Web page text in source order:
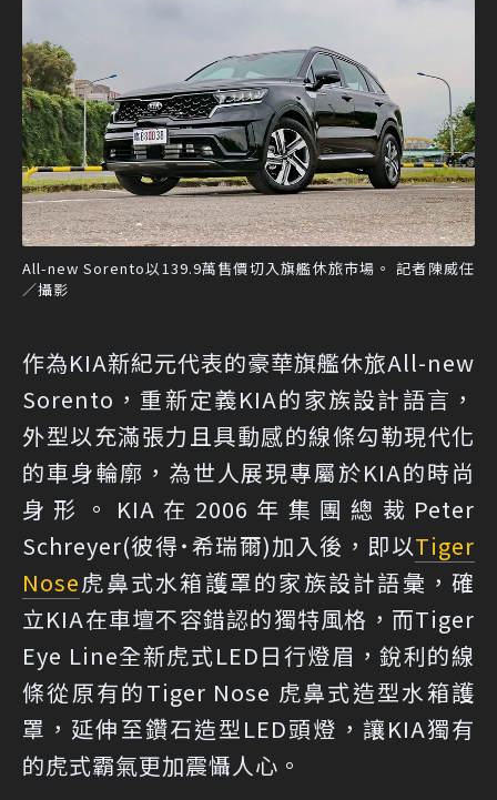
All-new Sorento以139.9萬售價切入旗艦休旅市場。 記者陳威任
／攝影
作為KIA新紀元代表的豪華旗艦休旅All-new
Sorento，重新定義KIA的家族設計語言，
外型以充滿張力且具動感的線條勾勒現代化
的車身輪廓，為世人展現專屬於KIA的時尚
身形。KIA在2006年集團總裁Peter
Schreyer(彼得˙希瑞爾)加入後，即以Tiger
Nose虎鼻式水箱護罩的家族設計語彙，確
立KIA在車壇不容錯認的獨特風格，而Tiger
Eye Line全新虎式LED日行燈眉，銳利的線
條從原有的Tiger Nose 虎鼻式造型水箱護
罩，延伸至鑽石造型LED頭燈，讓KIA獨有
的虎式霸氣更加震懾人心。